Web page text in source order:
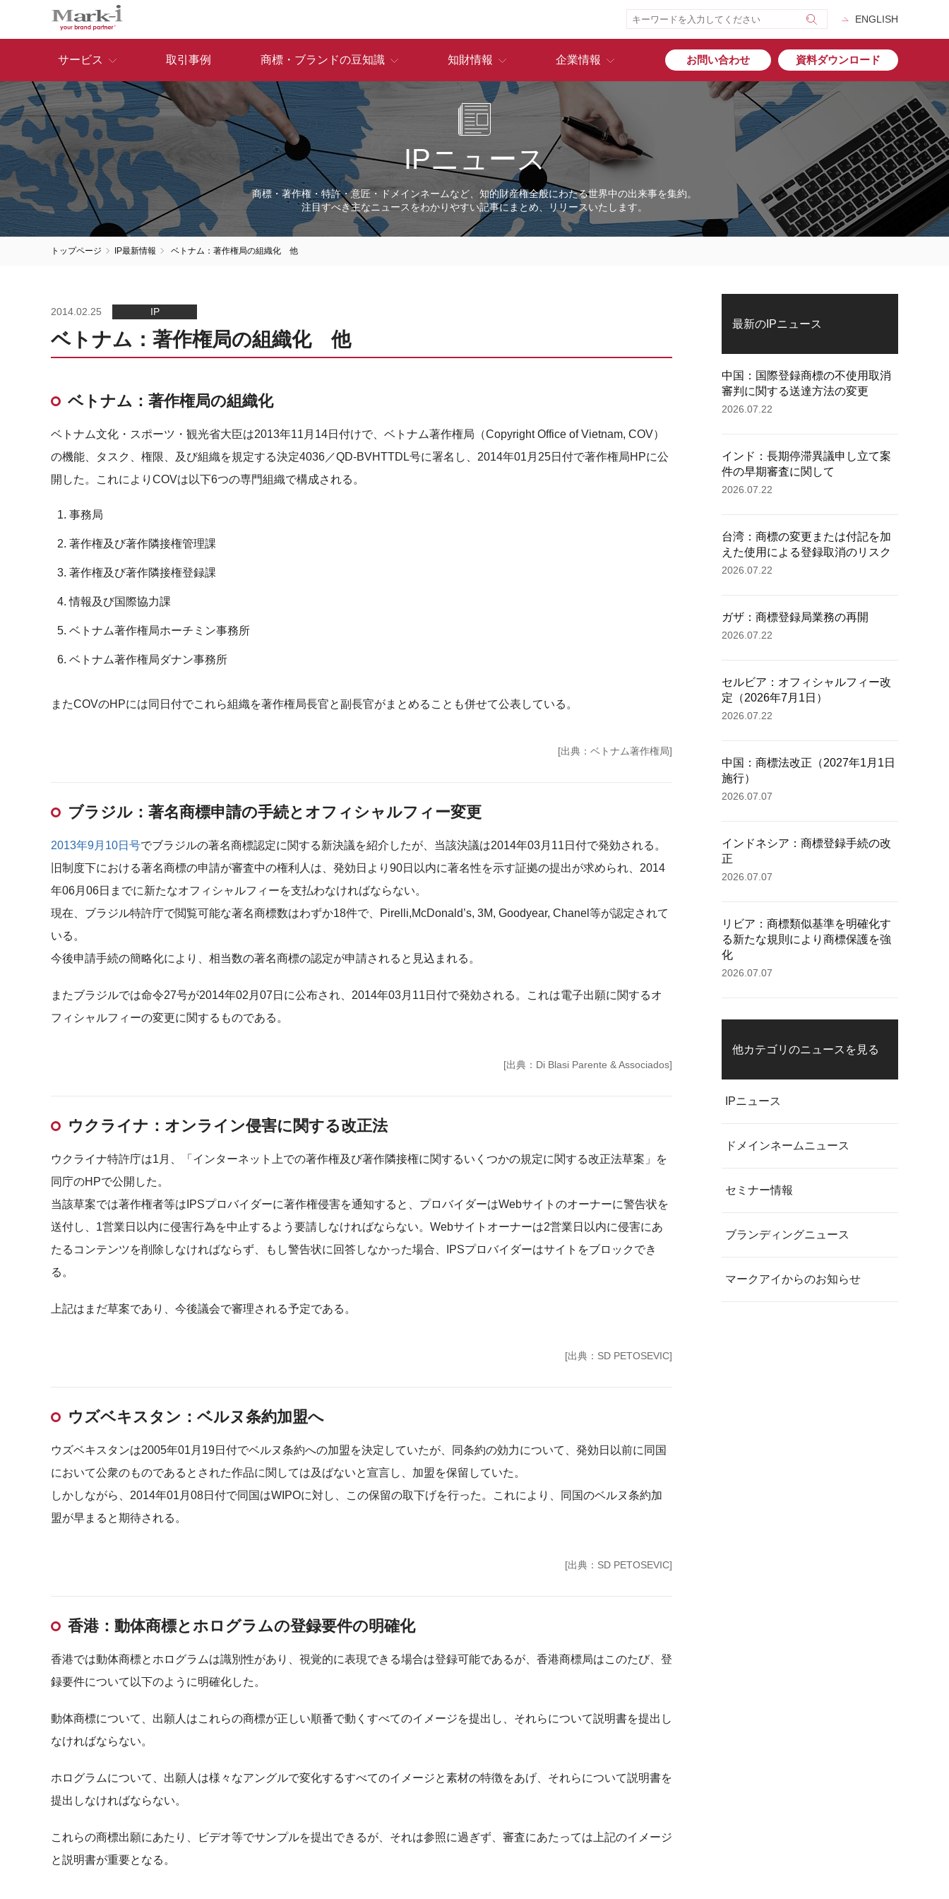
サービス 取引事例 商標・ブランドの豆知識 知財情報 企業情報 お問い合わせ 資料ダウンロード
ENGLISH
IPニュース
商標・著作権・特許・意匠・ドメインネームなど、知的財産権全般にわたる世界中の出来事を集約。
注目すべき主なニュースをわかりやすい記事にまとめ、リリースいたします。
トップページ IP最新情報 ベトナム：著作権局の組織化 他
2014.02.25 IP
ベトナム：著作権局の組織化 他
ベトナム：著作権局の組織化
ベトナム文化・スポーツ・観光省大臣は2013年11月14日付けで、ベトナム著作権局（Copyright Office of Vietnam, COV）
の機能、タスク、権限、及び組織を規定する決定4036／QD-BVHTTDL号に署名し、2014年01月25日付で著作権局HPに公
開した。これによりCOVは以下6つの専門組織で構成される。
事務局
著作権及び著作隣接権管理課
著作権及び著作隣接権登録課
情報及び国際協力課
ベトナム著作権局ホーチミン事務所
ベトナム著作権局ダナン事務所
またCOVのHPには同日付でこれら組織を著作権局長官と副長官がまとめることも併せて公表している。
[出典：ベトナム著作権局]
ブラジル：著名商標申請の手続とオフィシャルフィー変更
2013年9月10日号でブラジルの著名商標認定に関する新決議を紹介したが、当該決議は2014年03月11日付で発効される。
旧制度下における著名商標の申請が審査中の権利人は、発効日より90日以内に著名性を示す証拠の提出が求められ、2014
年06月06日までに新たなオフィシャルフィーを支払わなければならない。
現在、ブラジル特許庁で閲覧可能な著名商標数はわずか18件で、Pirelli,McDonald’s, 3M, Goodyear, Chanel等が認定されて
いる。
今後申請手続の簡略化により、相当数の著名商標の認定が申請されると見込まれる。
またブラジルでは命令27号が2014年02月07日に公布され、2014年03月11日付で発効される。これは電子出願に関するオ
フィシャルフィーの変更に関するものである。
[出典：Di Blasi Parente & Associados]
ウクライナ：オンライン侵害に関する改正法
ウクライナ特許庁は1月、「インターネット上での著作権及び著作隣接権に関するいくつかの規定に関する改正法草案」を
同庁のHPで公開した。
当該草案では著作権者等はIPSプロバイダーに著作権侵害を通知すると、プロバイダーはWebサイトのオーナーに警告状を
送付し、1営業日以内に侵害行為を中止するよう要請しなければならない。Webサイトオーナーは2営業日以内に侵害にあ
たるコンテンツを削除しなければならず、もし警告状に回答しなかった場合、IPSプロバイダーはサイトをブロックでき
る。
上記はまだ草案であり、今後議会で審理される予定である。
[出典：SD PETOSEVIC]
ウズベキスタン：ベルヌ条約加盟へ
ウズベキスタンは2005年01月19日付でベルヌ条約への加盟を決定していたが、同条約の効力について、発効日以前に同国
において公衆のものであるとされた作品に関しては及ばないと宣言し、加盟を保留していた。
しかしながら、2014年01月08日付で同国はWIPOに対し、この保留の取下げを行った。これにより、同国のベルヌ条約加
盟が早まると期待される。
[出典：SD PETOSEVIC]
香港：動体商標とホログラムの登録要件の明確化
香港では動体商標とホログラムは識別性があり、視覚的に表現できる場合は登録可能であるが、香港商標局はこのたび、登
録要件について以下のように明確化した。
動体商標について、出願人はこれらの商標が正しい順番で動くすべてのイメージを提出し、それらについて説明書を提出し
なければならない。
ホログラムについて、出願人は様々なアングルで変化するすべてのイメージと素材の特徴をあげ、それらについて説明書を
提出しなければならない。
これらの商標出願にあたり、ビデオ等でサンプルを提出できるが、それは参照に過ぎず、審査にあたっては上記のイメージ
と説明書が重要となる。
最新のIPニュース
中国：国際登録商標の不使用取消
審判に関する送達方法の変更
2026.07.22
インド：長期停滞異議申し立て案
件の早期審査に関して
2026.07.22
台湾：商標の変更または付記を加
えた使用による登録取消のリスク
2026.07.22
ガザ：商標登録局業務の再開
2026.07.22
セルビア：オフィシャルフィー改
定（2026年7月1日）
2026.07.22
中国：商標法改正（2027年1月1日
施行）
2026.07.07
インドネシア：商標登録手続の改
正
2026.07.07
リビア：商標類似基準を明確化す
る新たな規則により商標保護を強
化
2026.07.07
他カテゴリのニュースを見る
IPニュース
ドメインネームニュース
セミナー情報
ブランディングニュース
マークアイからのお知らせ